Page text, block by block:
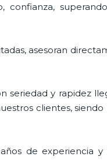
confianza,
asesoran
seriedad y rapidez
clientes, siendo
de experiencia y